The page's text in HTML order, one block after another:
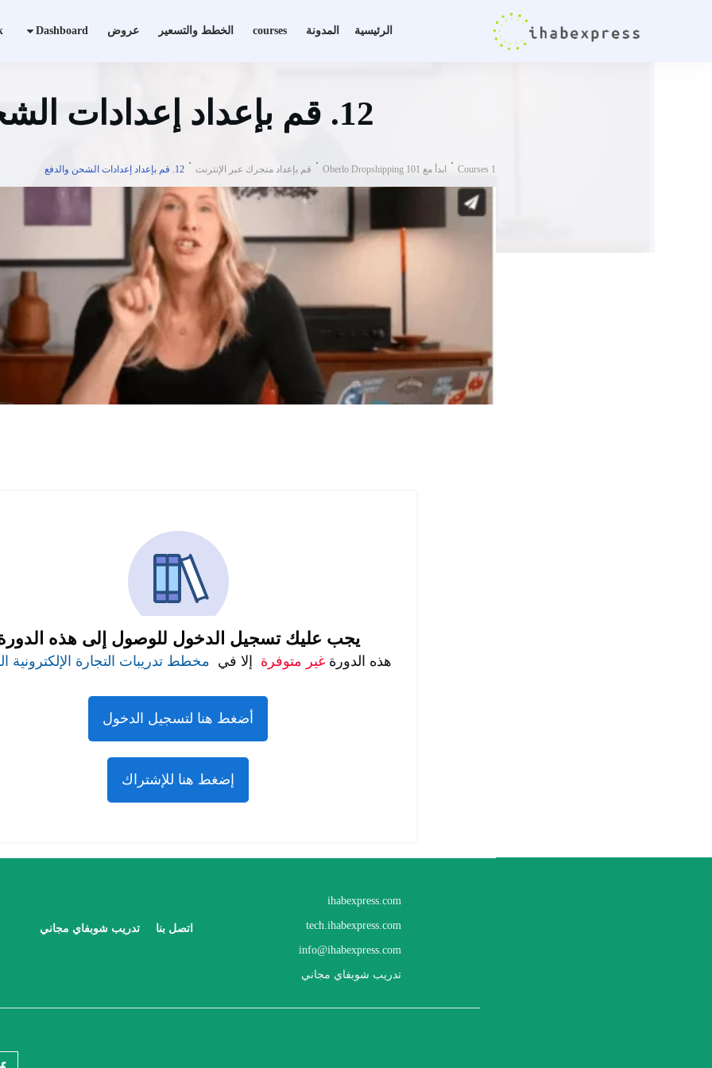
الرئيسية المدونة courses الخطط والتسعير عروض Dashboard
12. قم بإعداد إعدادات الشحن والدفع
Courses 1 ابدأ مع Oberlo Dropshipping 101 قم بإعداد متجرك عبر الإنترنت 12. قم بإعداد إعدادات الشحن والدفع
يجب عليك تسجيل الدخول للوصول إلى هذه
هذه الدورةغير متوفرة إلا في مخطط تدريبات التجارة الإلكترونية
أضغط هنا لتسجيل الدخول
إضغط هنا للإشتراك
ihabexpress.com
tech.ihabexpress.com
info@ihabexpress.com
تدريب شوبفاي مجاني
اتصل بنا تدريب شوبفاي مجاني